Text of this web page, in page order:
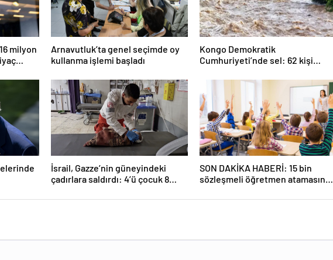
milyon
Arnavutluk’ta genel seçimde oy
kullanma işlemi başladı
Kongo Demokratik
Cumhuriyeti’nde sel: 62 kişi
İsrail, Gazze’nin güneyindeki
çadırlara saldırdı: 4’ü çocuk 8
SON DAKİKA HABERİ: 15 bin
sözleşmeli öğretmen atamasında
açıklandı